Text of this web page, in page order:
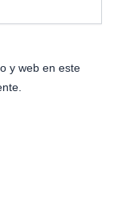
y web en este